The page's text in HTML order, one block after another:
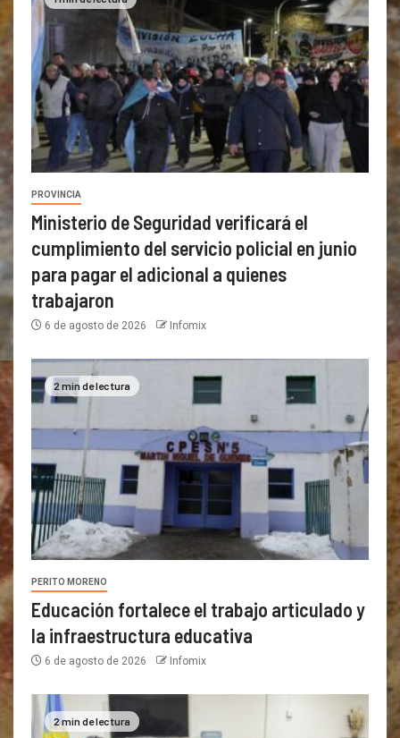
PROVINCIA
Ministerio de Seguridad verificará el
cumplimiento del servicio policial en junio
para pagar el adicional a quienes
trabajaron
6 de agosto de 2026 Infomix
2 min de lectura
PERITO MORENO
Educación fortalece el trabajo articulado y
la infraestructura educativa
6 de agosto de 2026 Infomix
2 min de lectura